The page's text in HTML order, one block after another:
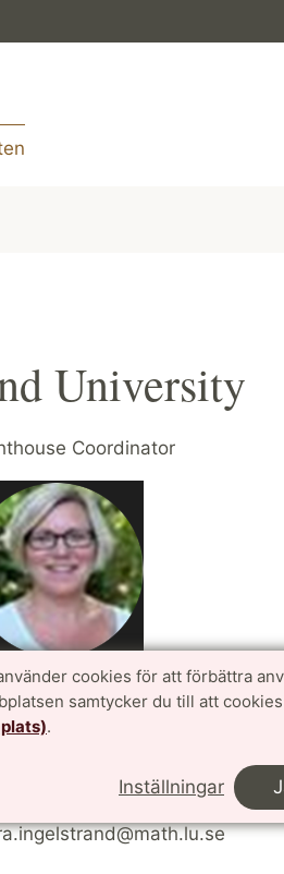
cookies för att förbättra
samtycker du till att
.
Inställningar
University
Coordinator
Ingelstrand
administrator